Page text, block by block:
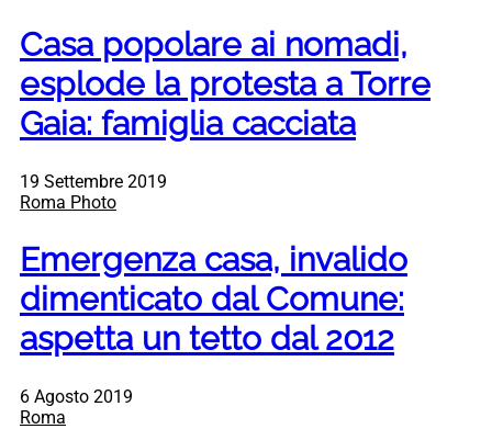
Casa popolare ai nomadi,
esplode la protesta a Torre
Gaia: famiglia cacciata
19 Settembre 2019
Roma Photo
Emergenza casa, invalido
dimenticato dal Comune:
aspetta un tetto dal 2012
6 Agosto 2019
Roma